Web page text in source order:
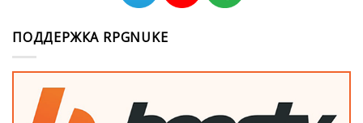
ПОДДЕРЖКА RPGNUKE